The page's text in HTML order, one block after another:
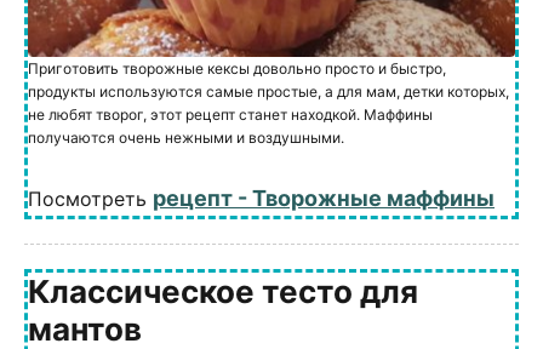
Приготовить творожные кексы довольно просто и быстро,
продукты используются самые простые, а для мам, детки которых,
не любят творог, этот рецепт станет находкой. Маффины
получаются очень нежными и воздушными.
Посмотреть рецепт - Творожные маффины
Классическое тесто для
мантов